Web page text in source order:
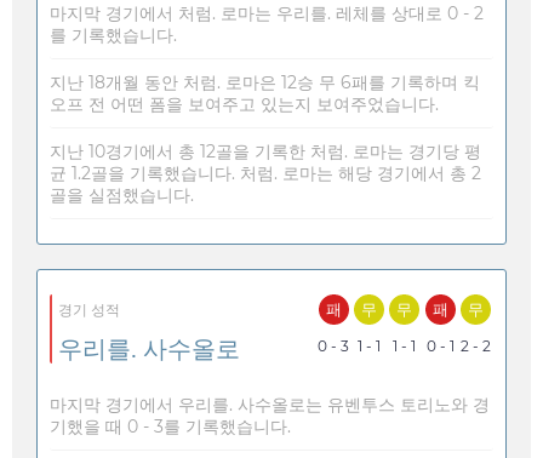
마지막 경기에서 처럼. 로마는 우리를. 레체를 상대로 0 - 2
를 기록했습니다.
지난 18개월 동안 처럼. 로마은 12승 무 6패를 기록하며 킥
오프 전 어떤 폼을 보여주고 있는지 보여주었습니다.
지난 10경기에서 총 12골을 기록한 처럼. 로마는 경기당 평
균 1.2골을 기록했습니다. 처럼. 로마는 해당 경기에서 총 2
골을 실점했습니다.
경기 성적
우리를. 사수올로
패
0 - 3
무
1 - 1
무
1 - 1
패
0 - 1
무
2 - 2
마지막 경기에서 우리를. 사수올로는 유벤투스 토리노와 경
기했을 때 0 - 3를 기록했습니다.